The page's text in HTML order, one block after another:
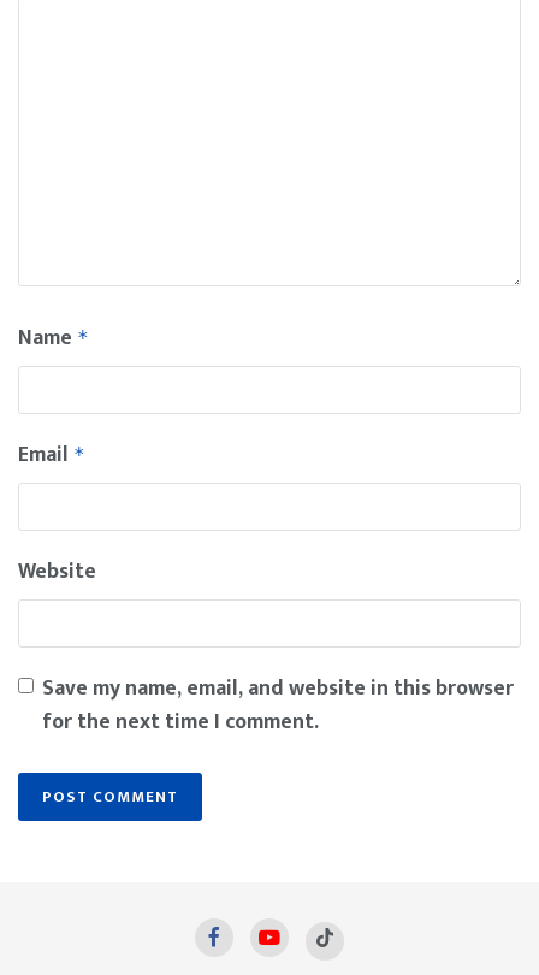
Name *
Email *
Website
Save my name, email, and website in this browser
for the next time I comment.